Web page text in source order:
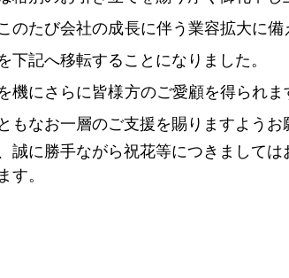
のたび会社の成長に伴う業容拡大に
下記へ移転することになりました。
機にさらに皆様方のご愛顧を得られ
もなお一層のご支援を賜りますようお
誠に勝手ながら祝花等につきまして
す。